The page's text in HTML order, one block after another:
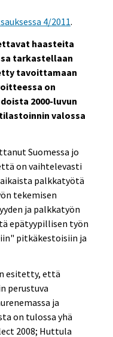
4/2011.
haasteita
tarkastellaan
tavoittamaan
on
2000-luvun
valossa
Suomessa jo
on vaihtelevasti
palkkatyötä
tekemisen
ja palkkatyön
epätyypillisen työn
pitkäkestoisiin ja
esitetty, että
perustuva
ja
on tulossa yhä
2008; Huttula